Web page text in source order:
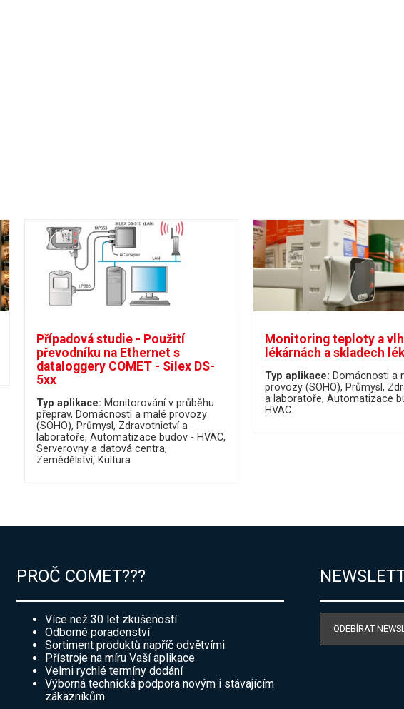
Případová studie - Použití
převodníku na Ethernet s
dataloggery COMET - Silex DS-
5xx
Typ aplikace: Monitorování v průběhu
přeprav Domácnosti a malé provozy
(SOHO) Průmysl
Zdravotnictví a
laboratoře Automatizace budov - HVAC
Serverovny a datová centra
Zemědělství Kultura
Monitoring teploty a
lékárnách a skladech
Typ aplikace: Domácnosti a
provozy (SOHO) Průmysl
a laboratoře Automatizace
HVAC
PROČ COMET???
Více než 30 let zkušeností
Odborné poradenství
Sortiment produktů napříč odvětvími
Přístroje na míru Vaší aplikace
Velmi rychlé termíny dodání
Výborná technická podpora novým i stávajícím
zákazníkům
ODEBÍRAT